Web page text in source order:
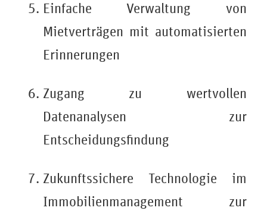
Einfache Verwaltung von
Mietverträgen mit automatisierten
Erinnerungen
Zugang zu wertvollen
Datenanalysen zur
Entscheidungsfindung
Zukunftssichere Technologie im
Immobilienmanagement zur